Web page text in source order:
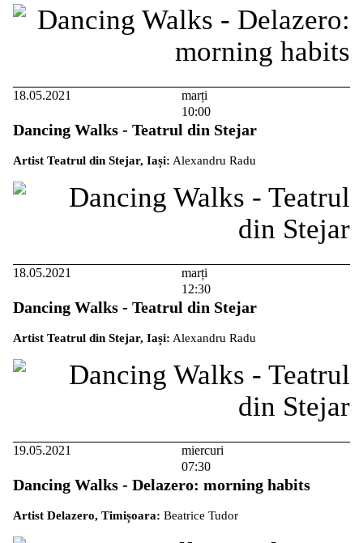
18.05.2021
marți
10:00
Dancing Walks - Teatrul din Stejar
Artist Teatrul din Stejar, Iași: Alexandru Radu
18.05.2021
marți
12:30
Dancing Walks - Teatrul din Stejar
Artist Teatrul din Stejar, Iași: Alexandru Radu
19.05.2021
miercuri
07:30
Dancing Walks - Delazero: morning habits
Artist Delazero, Timișoara: Beatrice Tudor